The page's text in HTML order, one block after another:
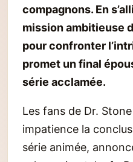
compagnons. En
mission ambitieuse
pour confronter
promet un final
série acclamée.
Les fans de Dr.
impatience la
série animée,